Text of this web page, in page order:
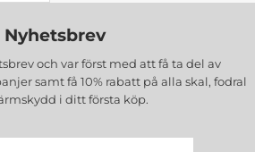
Nyhetsbrev
och var först med att få ta del av
samt få 10% rabatt på alla skal, fodral
i ditt första köp.